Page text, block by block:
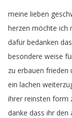
meine lieben
herzen möchte ich
dafür bedanken
besondere weise
zu erbauen frieden
ein lachen
ihrer reinsten form
danke dass ihr den